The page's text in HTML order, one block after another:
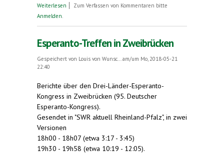
Weiterlesen über Zweibrücken. Deutscher Esperanto-Kongress
Zum Verfassen von Kommentaren bitte
Anmelden
Esperanto-Treffen in Zweibrücken
Gespeichert von Louis von Wunsc...
am/um Mo, 2018-05-21
22:40
Berichte über den Drei-Länder-Esperanto-
Kongress in Zweibrücken (95. Deutscher
Esperanto-Kongress).
Gesendet in "SWR aktuell Rheinland-Pfalz", in zwei
Versionen
18h00 - 18h07 (etwa 3:17 - 3:45)
19h30 - 19h58 (etwa 10:19 - 12:05).